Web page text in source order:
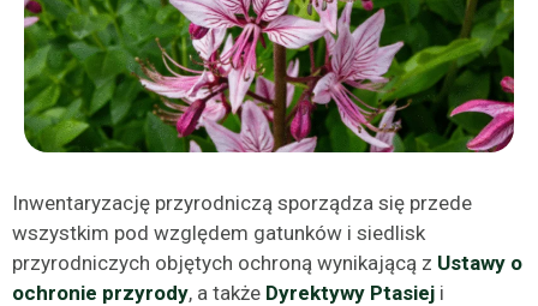
Inwentaryzację przyrodniczą sporządza się przede
wszystkim pod względem gatunków i siedlisk
przyrodniczych objętych ochroną wynikającą z Ustawy o
ochronie przyrody, a także Dyrektywy Ptasiej i